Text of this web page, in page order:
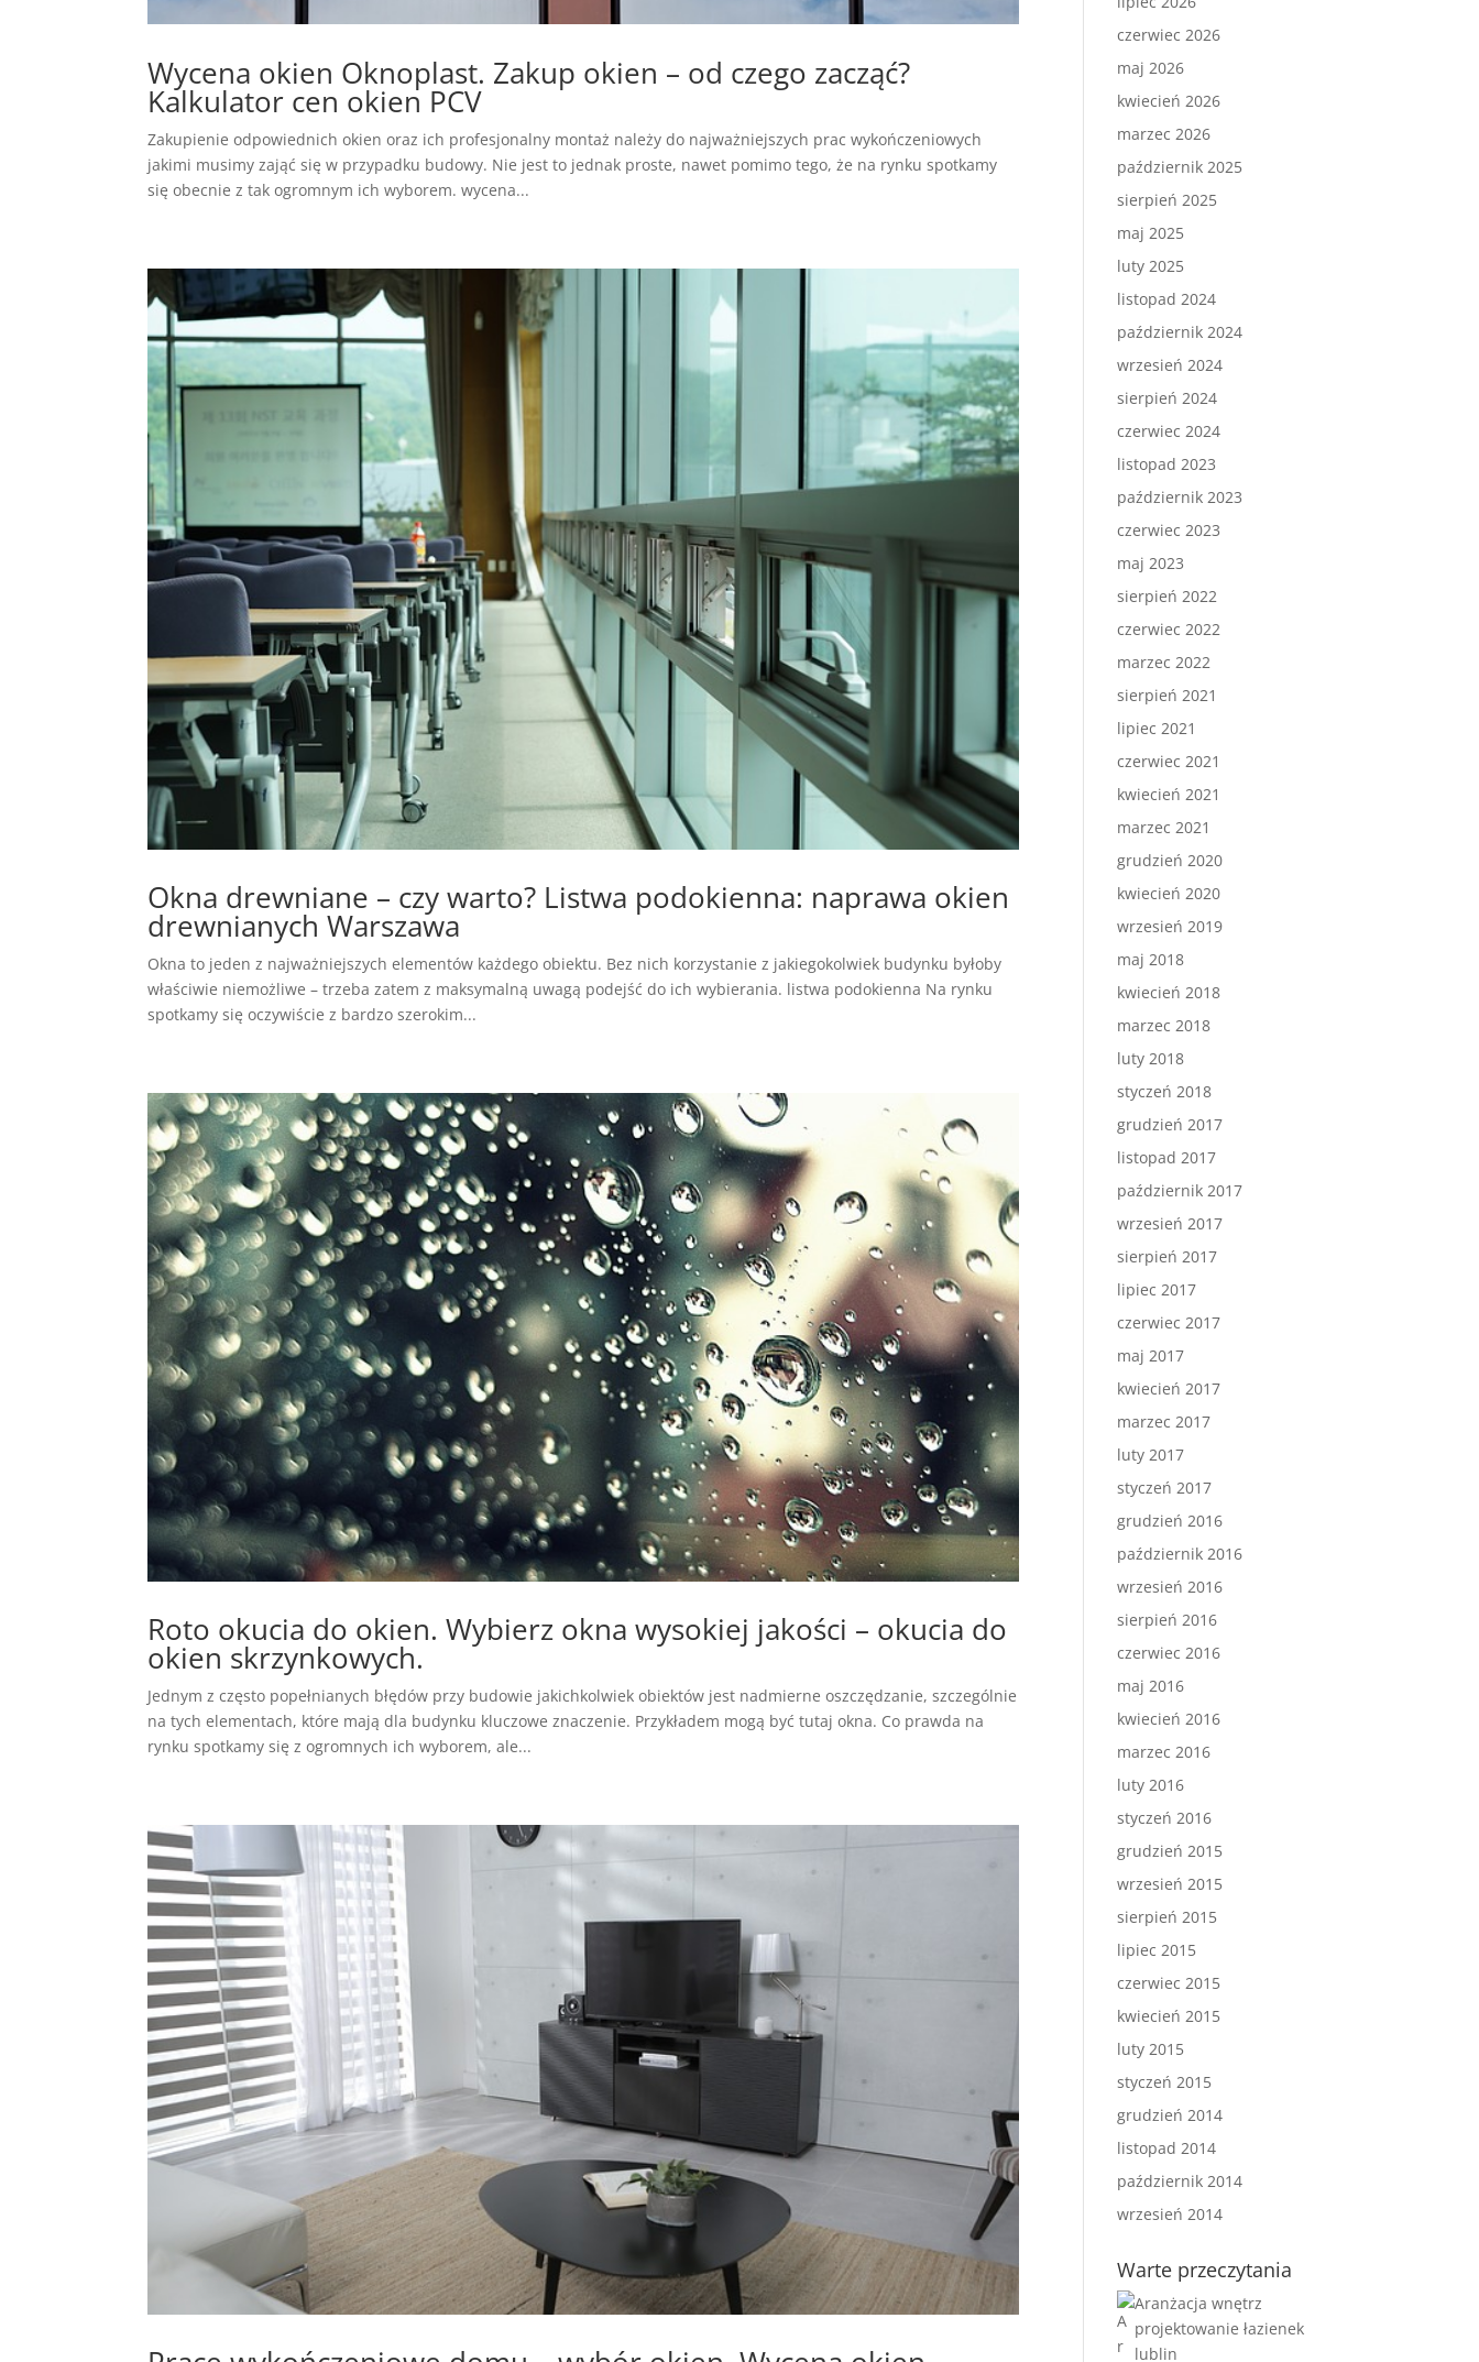
Wycena okien Oknoplast. Zakup okien – od czego zacząć?
Kalkulator cen okien PCV
Zakupienie odpowiednich okien oraz ich profesjonalny montaż należy do najważniejszych prac wykończeniowych
jakimi musimy zająć się w przypadku budowy. Nie jest to jednak proste, nawet pomimo tego, że na rynku spotkamy
się obecnie z tak ogromnym ich wyborem. wycena...
Okna drewniane – czy warto? Listwa podokienna: naprawa okien
drewnianych Warszawa
Okna to jeden z najważniejszych elementów każdego obiektu. Bez nich korzystanie z jakiegokolwiek budynku byłoby
właściwie niemożliwe – trzeba zatem z maksymalną uwagą podejść do ich wybierania. listwa podokienna Na rynku
spotkamy się oczywiście z bardzo szerokim...
Roto okucia do okien. Wybierz okna wysokiej jakości – okucia do
okien skrzynkowych.
Jednym z często popełnianych błędów przy budowie jakichkolwiek obiektów jest nadmierne oszczędzanie, szczególnie
na tych elementach, które mają dla budynku kluczowe znaczenie. Przykładem mogą być tutaj okna. Co prawda na
rynku spotkamy się z ogromnych ich wyborem, ale...
czerwiec 2026
maj 2026
kwiecień 2026
marzec 2026
październik 2025
sierpień 2025
maj 2025
luty 2025
listopad 2024
październik 2024
wrzesień 2024
sierpień 2024
czerwiec 2024
listopad 2023
październik 2023
czerwiec 2023
maj 2023
sierpień 2022
czerwiec 2022
marzec 2022
sierpień 2021
lipiec 2021
czerwiec 2021
kwiecień 2021
marzec 2021
grudzień 2020
kwiecień 2020
wrzesień 2019
maj 2018
kwiecień 2018
marzec 2018
luty 2018
styczeń 2018
grudzień 2017
listopad 2017
październik 2017
wrzesień 2017
sierpień 2017
lipiec 2017
czerwiec 2017
maj 2017
kwiecień 2017
marzec 2017
luty 2017
styczeń 2017
grudzień 2016
październik 2016
wrzesień 2016
sierpień 2016
czerwiec 2016
maj 2016
kwiecień 2016
marzec 2016
luty 2016
styczeń 2016
grudzień 2015
wrzesień 2015
sierpień 2015
lipiec 2015
czerwiec 2015
kwiecień 2015
luty 2015
styczeń 2015
grudzień 2014
listopad 2014
październik 2014
wrzesień 2014
Warte przeczytania
Aranżacja wnętrz
projektowanie łazienek
lublin